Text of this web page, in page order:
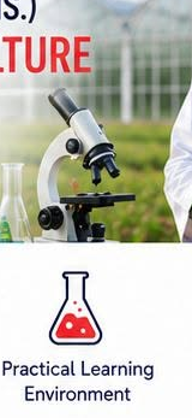
प्रमुखहरूलाई समेत
संकलन भइरहेको र
समेत असर